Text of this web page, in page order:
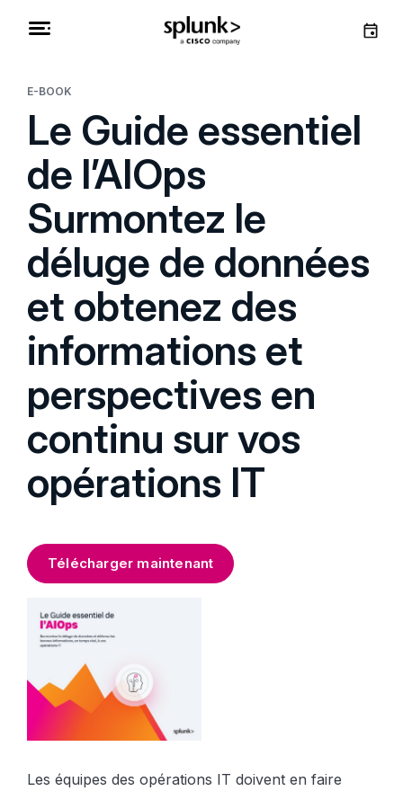
E-BOOK
Le Guide essentiel
de l’AIOps
Surmontez le
déluge de données
et obtenez des
informations et
perspectives en
continu sur vos
opérations IT
Télécharger maintenant
Les équipes des opérations IT doivent en faire